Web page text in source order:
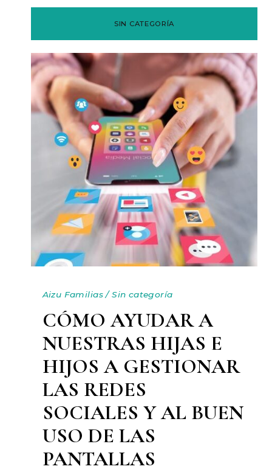
SIN CATEGORÍA
Aizu Familias/Sin categoría
CÓMO AYUDAR A
NUESTRAS HIJAS E
HIJOS A GESTIONAR
LAS REDES
SOCIALES Y AL BUEN
USO DE LAS
PANTALLAS